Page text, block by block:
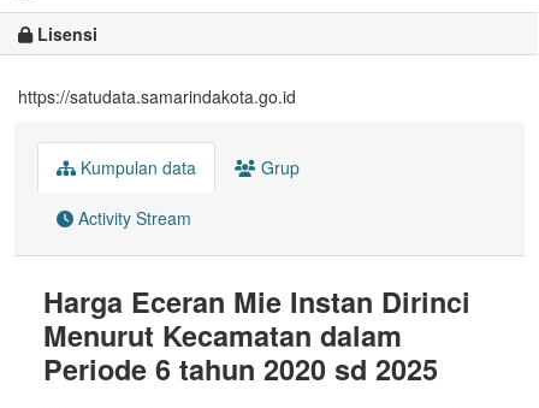
Lisensi
https://satudata.samarindakota.go.id
Kumpulan data Grup
Activity Stream
Harga Eceran Mie Instan Dirinci
Menurut Kecamatan dalam
Periode 6 tahun 2020 sd 2025